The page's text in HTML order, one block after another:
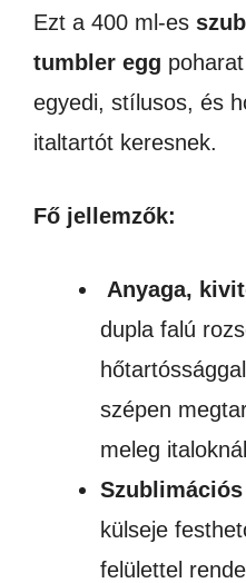
EGG
-
400ml
mennyiség
Ezt a 400 ml-es
tumbler egg
egyedi, stílusos, és
italtartót keresnek.
Fő jellemzők:
Anyaga,
dupla falú
szépen
meleg
külseje
felülettel